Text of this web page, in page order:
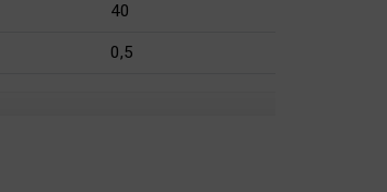
40
0,5